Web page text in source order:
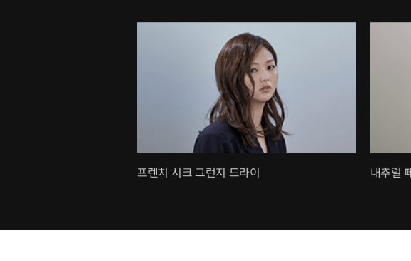
프렌치 시크 그런지 드라이 내추럴